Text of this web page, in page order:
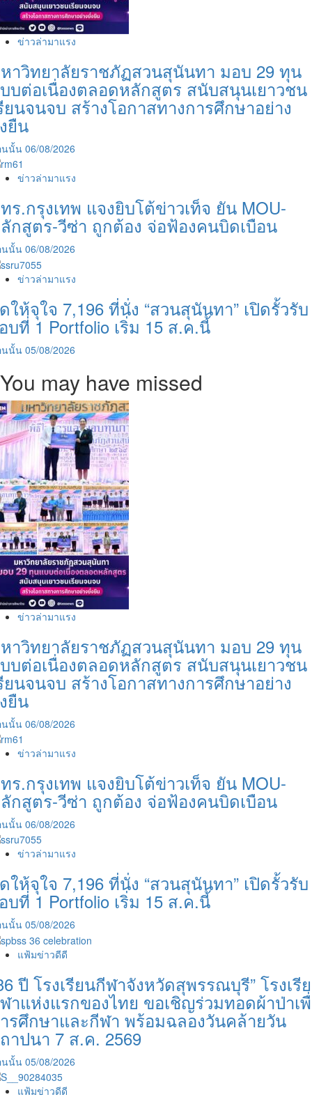
ข่าวล่ามาแรง
าวิทยาลัยราชภัฏสวนสุนันทา มอบ 29 ทุน
บต่อเนื่องตลอดหลักสูตร สนับสนุนเยาวชน
ยนจนจบ สร้างโอกาสทางการศึกษาอย่าง
ยืน
นนั้น 06/08/2026
ข่าวล่ามาแรง
ร.กรุงเทพ แจงยิบโต้ข่าวเท็จ ยัน MOU-
กสูตร-วีซ่า ถูกต้อง จ่อฟ้องคนบิดเบือน
นนั้น 06/08/2026
ข่าวล่ามาแรง
ให้จุใจ 7,196 ที่นั่ง “สวนสุนันทา” เปิดรั้วรับ
บที่ 1 Portfolio เริ่ม 15 ส.ค.นี้
นนั้น 05/08/2026
You may have missed
ข่าวล่ามาแรง
าวิทยาลัยราชภัฏสวนสุนันทา มอบ 29 ทุน
บต่อเนื่องตลอดหลักสูตร สนับสนุนเยาวชน
ยนจนจบ สร้างโอกาสทางการศึกษาอย่าง
ยืน
นนั้น 06/08/2026
ข่าวล่ามาแรง
ร.กรุงเทพ แจงยิบโต้ข่าวเท็จ ยัน MOU-
กสูตร-วีซ่า ถูกต้อง จ่อฟ้องคนบิดเบือน
นนั้น 06/08/2026
ข่าวล่ามาแรง
ให้จุใจ 7,196 ที่นั่ง “สวนสุนันทา” เปิดรั้วรับ
บที่ 1 Portfolio เริ่ม 15 ส.ค.นี้
นนั้น 05/08/2026
แฟ้มข่าวดีดี
ปี โรงเรียนกีฬาจังหวัดสุพรรณบุรี” โรงเรี
าแห่งแรกของไทย ขอเชิญร่วมทอดผ้าป่าเ
รศึกษาและกีฬา พร้อมฉลองวันคล้ายวัน
าปนา 7 ส.ค. 2569
นนั้น 05/08/2026
แฟ้มข่าวดีดี